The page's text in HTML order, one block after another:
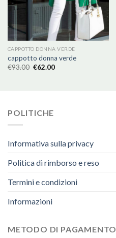
CAPPOTTO DONNA VERDE
cappotto donna verde
€93.00 €62.00
POLITICHE
Informativa sulla privacy
Politica di rimborso e reso
Termini e condizioni
Informazioni
METODO DI PAGAMENTO